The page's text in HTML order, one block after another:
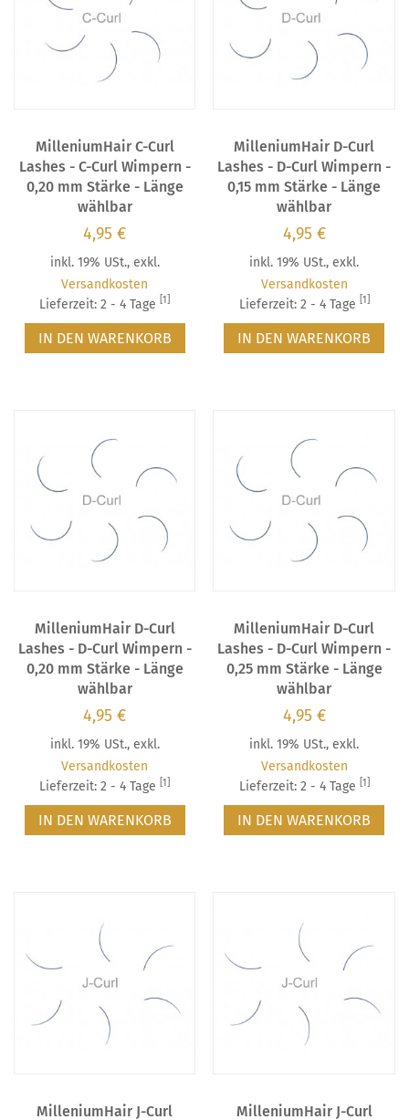
MilleniumHair C-Curl
Lashes - C-Curl Wimpern -
0,20 mm Stärke - Länge
wählbar
4,95 €
inkl. 19% USt., exkl.
Versandkosten
Lieferzeit: 2 - 4 Tage [1]
IN DEN WARENKORB
MilleniumHair D-Curl
Lashes - D-Curl Wimpern -
0,15 mm Stärke - Länge
wählbar
4,95 €
inkl. 19% USt.,exkl.
Versandkosten
Lieferzeit: 2 - 4 Tage
[1]
IN DEN WARENKORB
MilleniumHair D-Curl
Lashes - D-Curl Wimpern -
0,20 mm Stärke - Länge
wählbar
4,95 €
inkl. 19% USt., exkl.
Versandkosten
Lieferzeit: 2 - 4 Tage [1]
IN DEN WARENKORB
MilleniumHair D-Curl
Lashes - D-Curl Wimpern -
0,25 mm Stärke - Länge
wählbar
4,95 €
inkl. 19% USt.,exkl.
Versandkosten
Lieferzeit: 2 - 4 Tage
[1]
IN DEN WARENKORB
MilleniumHair J-Curl MilleniumHair J-Curl